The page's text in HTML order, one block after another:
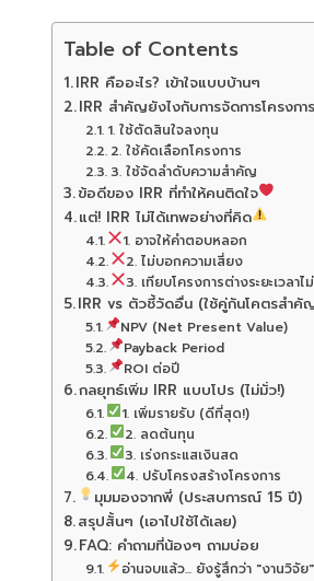
Table of Contents
IRR คืออะไร? เข้าใจแบบบ้านๆ
IRR สำคัญยังไงกับการจัดการโครงกา
1. ใช้ตัดสินใจลงทุน
2. ใช้คัดเลือกโครงการ
3. ใช้จัดลำดับความสำคัญ
ข้อดีของ IRR ที่ทำให้คนติดใจ
แต่! IRR ไม่ได้เทพอย่างที่คิด
1. อาจให้คำตอบหลอก
2. ไม่บอกความเสี่ยง
3. เทียบโครงการต่างระยะเวลาไ
IRR vs ตัวชี้วัดอื่น (ใช้คู่กันโคตรสำคั
NPV (Net Present Value)
Payback Period
ROI ต่อปี
กลยุทธ์เพิ่ม IRR แบบโปร (ไม่มั่ว!)
1. เพิ่มรายรับ (ดีที่สุด!)
2. ลดต้นทุน
3. เร่งกระแสเงินสด
4. ปรับโครงสร้างโครงการ
มุมมองจากพี่ (ประสบการณ์ 15 ปี)
สรุปสั้นๆ (เอาไปใช้ได้เลย)
FAQ: คำถามที่น้องๆ ถามบ่อย
อ่านจบแล้ว... ยังรู้สึกว่า "งานวิจัย